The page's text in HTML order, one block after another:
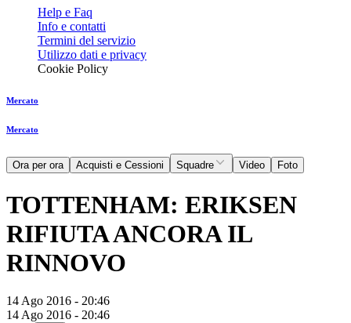
Help e Faq
Info e contatti
Termini del servizio
Utilizzo dati e privacy
Cookie Policy
Mercato
Mercato
Ora per ora Acquisti e Cessioni Squadre Video Foto
TOTTENHAM: ERIKSEN
RIFIUTA ANCORA IL
RINNOVO
14 Ago 2016 - 20:46
14 Ago 2016 - 20:46